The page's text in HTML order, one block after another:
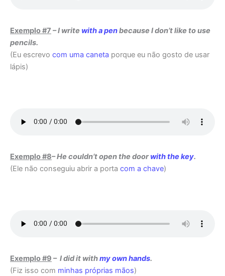
Exemplo #7 –I write with a penbecause I don’t like to use
pencils.
(Eu escrevo com uma caneta porque eu não gosto de usar
lápis)
Exemplo #8–He couldn’t open the doorwith the key.
(Ele não conseguiu abrir a porta com a chave)
Exemplo #9 – I did it withmy own hands.
(Fiz isso com minhas próprias mãos)